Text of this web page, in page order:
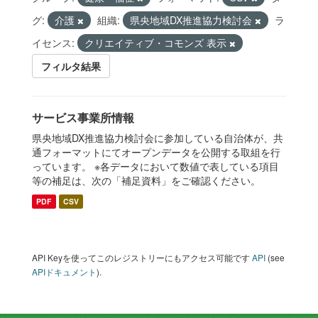
グ:
介護 組織: 県央地域DX推進協力検討会
ラ
イセンス:
クリエイティブ・コモンズ 表示
フィルタ結果
サービス事業所情報
県央地域DX推進協力検討会に参加している自治体が、共
通フォーマットにてオープンデータを公開する取組を行
っています。 ※各データにおいて数値で表している項目
等の補足は、次の「補足資料」をご確認ください。
PDF CSV
API Keyを使ってこのレジストリーにもアクセス可能ですAPI (see
APIドキュメント).